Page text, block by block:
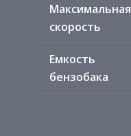
Максимальная
скорость
Емкость
бензобака